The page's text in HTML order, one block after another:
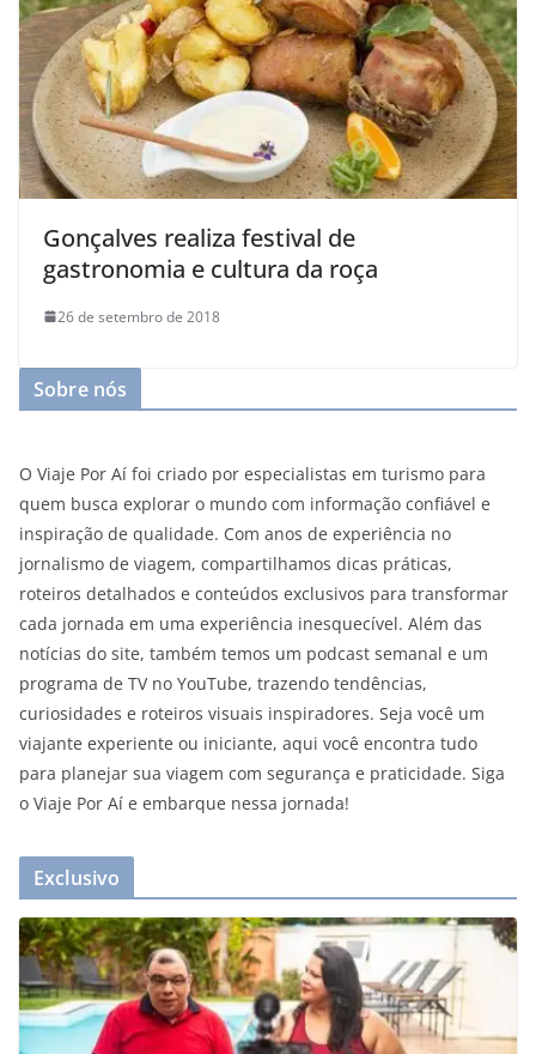
Gonçalves realiza festival de
gastronomia e cultura da roça
26 de setembro de 2018
Sobre nós
O Viaje Por Aí foi criado por especialistas em turismo para
quem busca explorar o mundo com informação confiável e
inspiração de qualidade. Com anos de experiência no
jornalismo de viagem, compartilhamos dicas práticas,
roteiros detalhados e conteúdos exclusivos para transformar
cada jornada em uma experiência inesquecível. Além das
notícias do site, também temos um podcast semanal e um
programa de TV no YouTube, trazendo tendências,
curiosidades e roteiros visuais inspiradores. Seja você um
viajante experiente ou iniciante, aqui você encontra tudo
para planejar sua viagem com segurança e praticidade. Siga
o Viaje Por Aí e embarque nessa jornada!
Exclusivo